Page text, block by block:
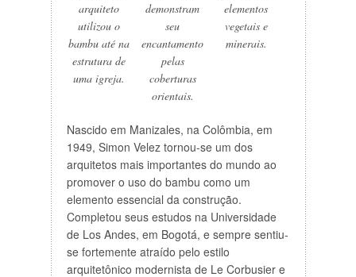
arquiteto
utilizou o
bambu até na
estrutura de
uma igreja.
demonstram
seu
encantamento
pelas
coberturas
orientais.
elementos
vegetais e
minerais.
Nascido em Manizales, na Colômbia, em
1949, Simon Velez tornou-se um dos
arquitetos mais importantes do mundo ao
promover o uso do bambu como um
elemento essencial da construção.
Completou seus estudos na Universidade
de Los Andes, em Bogotá, e sempre sentiu-
se fortemente atraído pelo estilo
arquitetônico modernista de Le Corbusier e